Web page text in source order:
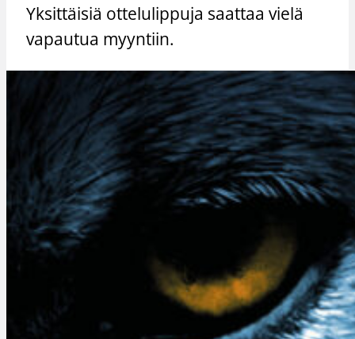
Yksittäisiä ottelulippuja saattaa vielä
vapautua myyntiin.